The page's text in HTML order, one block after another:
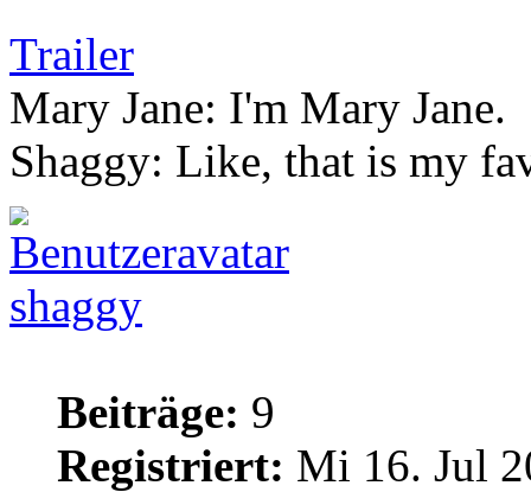
Trailer
Mary Jane: I'm Mary Jane.
Shaggy: Like, that is my
shaggy
Beiträge: 9
Registriert: Mi 16. Jul